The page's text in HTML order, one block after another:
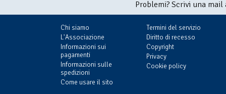
Problemi? Scrivi una
Chi siamo
L'Associazione
Informazioni sui
pagamenti
Informazioni sulle
spedizioni
Come usare il sito
Termini del servizio
Diritto di recesso
Copyright
Privacy
Cookie policy